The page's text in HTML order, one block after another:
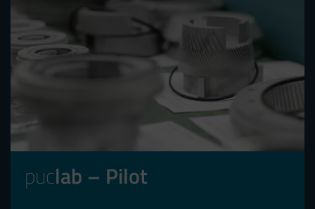
puclab – Pilot